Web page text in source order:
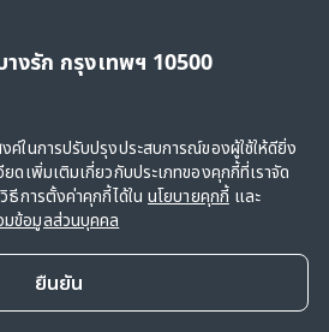
งรัก กรุงเทพฯ 10500
ไอเอ และบริษัทในเครือ ขอสงวนสิทธิ์ทั้งหมดตาม
ารเก็บรวบรวมข้อมูลส่วนบุคคล
ค์ในการปรับปรุงประสบการณ์ของผู้ใช้ให้ดียิ่ง
ดเพิ่มเติมเกี่ยวกับประเภทของคุกกี้ที่เราจัด
ธีการตั้งค่าคุกกี้ได้ใน นโยบายคุกกี้และ
มข้อมูลส่วนบุคคล
ยืนยัน